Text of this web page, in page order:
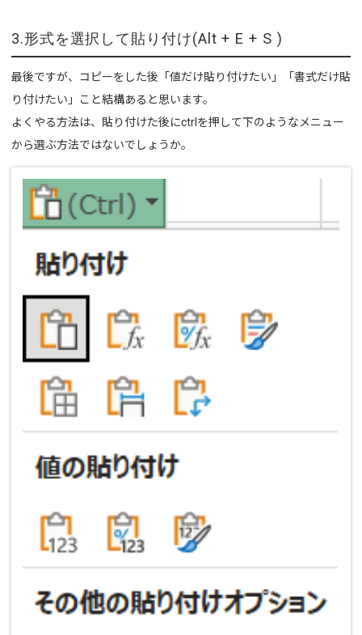
3.形式を選択して貼り付け(Alt + E + S )
最後ですが、コピーをした後「値だけ貼り付けたい」「書式だけ貼
り付けたい」こと結構あると思います。
よくやる方法は、貼り付けた後にctrlを押して下のようなメニュー
から選ぶ方法ではないでしょうか。